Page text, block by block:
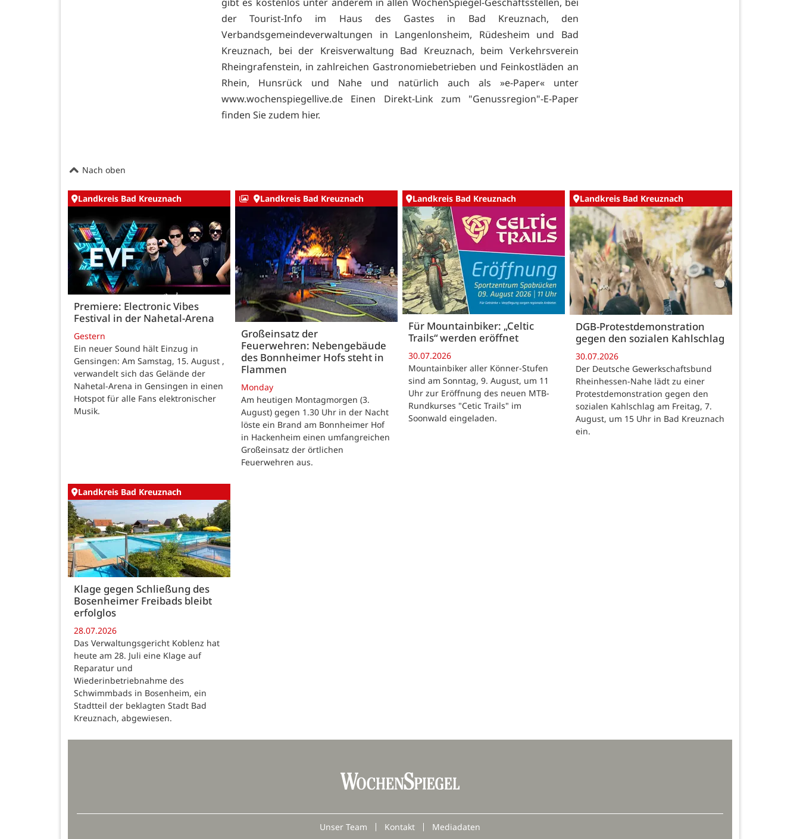
der Tourist-Info im Haus des Gastes in Bad Kreuznach, den
Verbandsgemeindeverwaltungen in Langenlonsheim, Rüdesheim und Bad
Kreuznach, bei der Kreisverwaltung Bad Kreuznach, beim Verkehrsverein
Rheingrafenstein, in zahlreichen Gastronomiebetrieben und Feinkostläden an
Rhein, Hunsrück und Nahe und natürlich auch als »e­-Paper« unter
www.wochenspiegellive.de Einen Direkt-Link zum "Genussregion"-E-Paper
finden Sie zudem hier.
Nach oben
Landkreis Bad Kreuznach
Premiere: Electronic Vibes
Festival in der Nahetal-Arena
Gestern
Ein neuer Sound hält Einzug in
Gensingen: Am Samstag, 15. August ,
verwandelt sich das Gelände der
Nahetal-Arena in Gensingen in einen
Hotspot für alle Fans elektronischer
Musik.
Landkreis Bad Kreuznach
Großeinsatz der
Feuerwehren: Nebengebäude
des Bonnheimer Hofs steht in
Flammen
Monday
Am heutigen Montagmorgen (3.
August) gegen 1.30 Uhr in der Nacht
löste ein Brand am Bonnheimer Hof
in Hackenheim einen umfangreichen
Großeinsatz der örtlichen
Feuerwehren aus.
Landkreis Bad Kreuznach
Für Mountainbiker: „Celtic
Trails“ werden eröffnet
30.07.2026
Mountainbiker aller Könner-Stufen
sind am Sonntag, 9. August, um 11
Uhr zur Eröffnung des neuen MTB-
Rundkurses "Cetic Trails" im
Soonwald eingeladen.
Landkreis Bad Kreuznach
DGB-Protestdemonstration
gegen den sozialen Kahlschlag
30.07.2026
Der Deutsche Gewerkschaftsbund
Rheinhessen-Nahe lädt zu einer
Protestdemonstration gegen den
sozialen Kahlschlag am Freitag, 7.
August, um 15 Uhr in Bad Kreuznach
ein.
Landkreis Bad Kreuznach
Klage gegen Schließung des
Bosenheimer Freibads bleibt
erfolglos
28.07.2026
Das Verwaltungsgericht Koblenz hat
heute am 28. Juli eine Klage auf
Reparatur und
Wiederinbetriebnahme des
Schwimmbads in Bosenheim, ein
Stadtteil der beklagten Stadt Bad
Kreuznach, abgewiesen.
Unser Team Kontakt
Mediadaten